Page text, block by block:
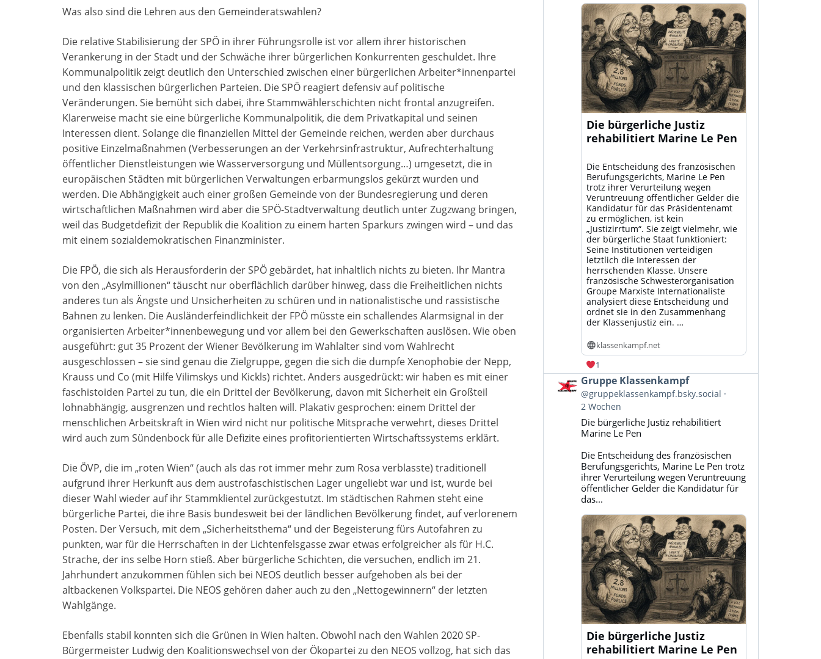
Was also sind die Lehren aus den Gemeinderatswahlen?
Die relative Stabilisierung der SPÖ in ihrer Führungsrolle ist vor allem ihrer historischen
Verankerung in der Stadt und der Schwäche ihrer bürgerlichen Konkurrenten geschuldet. Ihre
Kommunalpolitik zeigt deutlich den Unterschied zwischen einer bürgerlichen Arbeiter*innenpartei
und den klassischen bürgerlichen Parteien. Die SPÖ reagiert defensiv auf politische
Veränderungen. Sie bemüht sich dabei, ihre Stammwählerschichten nicht frontal anzugreifen.
Klarerweise macht sie eine bürgerliche Kommunalpolitik, die dem Privatkapital und seinen
Interessen dient. Solange die finanziellen Mittel der Gemeinde reichen, werden aber durchaus
positive Einzelmaßnahmen (Verbesserungen an der Verkehrsinfrastruktur, Aufrechterhaltung
öffentlicher Dienstleistungen wie Wasserversorgung und Müllentsorgung…) umgesetzt, die in
europäischen Städten mit bürgerlichen Verwaltungen erbarmungslos gekürzt wurden und
werden. Die Abhängigkeit auch einer großen Gemeinde von der Bundesregierung und deren
wirtschaftlichen Maßnahmen wird aber die SPÖ-Stadtverwaltung deutlich unter Zugzwang bringen,
weil das Budgetdefizit der Republik die Koalition zu einem harten Sparkurs zwingen wird – und das
mit einem sozialdemokratischen Finanzminister.
Die FPÖ, die sich als Herausforderin der SPÖ gebärdet, hat inhaltlich nichts zu bieten. Ihr Mantra
von den „Asylmillionen“ täuscht nur oberflächlich darüber hinweg, dass die Freiheitlichen nichts
anderes tun als Ängste und Unsicherheiten zu schüren und in nationalistische und rassistische
Bahnen zu lenken. Die Ausländerfeindlichkeit der FPÖ müsste ein schallendes Alarmsignal in der
organisierten Arbeiter*innenbewegung und vor allem bei den Gewerkschaften auslösen. Wie oben
ausgeführt: gut 35 Prozent der Wiener Bevölkerung im Wahlalter sind vom Wahlrecht
ausgeschlossen – sie sind genau die Zielgruppe, gegen die sich die dumpfe Xenophobie der Nepp,
Krauss und Co (mit Hilfe Vilimskys und Kickls) richtet. Anders ausgedrückt: wir haben es mit einer
faschistoiden Partei zu tun, die ein Drittel der Bevölkerung, davon mit Sicherheit ein Großteil
lohnabhängig, ausgrenzen und rechtlos halten will. Plakativ gesprochen: einem Drittel der
menschlichen Arbeitskraft in Wien wird nicht nur politische Mitsprache verwehrt, dieses Drittel
wird auch zum Sündenbock für alle Defizite eines profitorientierten Wirtschaftssystems erklärt.
Die ÖVP, die im „roten Wien“ (auch als das rot immer mehr zum Rosa verblasste) traditionell
aufgrund ihrer Herkunft aus dem austrofaschistischen Lager ungeliebt war und ist, wurde bei
dieser Wahl wieder auf ihr Stammklientel zurückgestutzt. Im städtischen Rahmen steht eine
bürgerliche Partei, die ihre Basis bundesweit bei der ländlichen Bevölkerung findet, auf verlorenem
Posten. Der Versuch, mit dem „Sicherheitsthema“ und der Begeisterung fürs Autofahren zu
punkten, war für die Herrschaften in der Lichtenfelsgasse zwar etwas erfolgreicher als für H.C.
Strache, der ins selbe Horn stieß. Aber bürgerliche Schichten, die versuchen, endlich im 21.
Jahrhundert anzukommen fühlen sich bei NEOS deutlich besser aufgehoben als bei der
altbackenen Volkspartei. Die NEOS gehören daher auch zu den „Nettogewinnern“ der letzten
Wahlgänge.
Ebenfalls stabil konnten sich die Grünen in Wien halten. Obwohl nach den Wahlen 2020 SP-
Bürgermeister Ludwig den Koalitionswechsel von der Ökopartei zu den NEOS vollzog, hat sich das
Die bürgerliche Justiz
rehabilitiert Marine Le Pen
Die Entscheidung des französischen
Berufungsgerichts, Marine Le Pen
trotz ihrer Verurteilung wegen
Veruntreuung öffentlicher Gelder die
Kandidatur für das Präsidentenamt
zu ermöglichen, ist kein
„Justizirrtum“. Sie zeigt vielmehr, wie
der bürgerliche Staat funktioniert:
Seine Institutionen verteidigen
letztlich die Interessen der
herrschenden Klasse. Unsere
französische Schwesterorganisation
Groupe Marxiste Internationaliste
analysiert diese Entscheidung und
ordnet sie in den Zusammenhang
der Klassenjustiz ein. …
klassenkampf.net
1
Beitrag
von
Gruppe
Klassenkampf
Bluesky
ansehen
Gruppe Klassenkampf
@gruppeklassenkampf.bsky.social
2 Wochen
Die bürgerliche Justiz rehabilitiert
Marine Le Pen
Die Entscheidung des französischen
Berufungsgerichts, Marine Le Pen trotz
ihrer Verurteilung wegen Veruntreuung
öffentlicher Gelder die Kandidatur für
das...
Die bürgerliche Justiz
rehabilitiert Marine Le Pen